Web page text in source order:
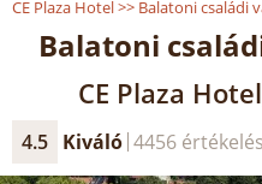
CE Plaza Hotel>> Balatoni családi
Balatoni
CE Plaza
4.5 Kiváló 4456 értékelés